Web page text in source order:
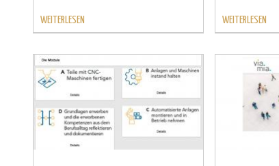
WEITERLESEN WEITERLESEN